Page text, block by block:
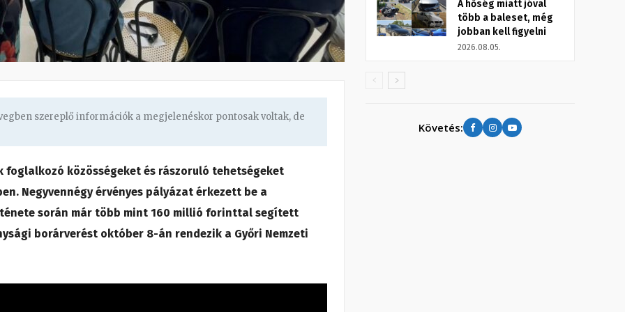
szereplő információk a megjelenéskor pontosak voltak, de
közösségeket és rászoruló tehetségeket
Negyvennégy érvényes pályázat érkezett be a
során már több mint 160 millió forinttal segített
borárverést október 8-án rendezik a Győri Nemzeti
A hőség miatt jóval
több a baleset, még
jobban kell figyelni
2026.08.05.
Követés: